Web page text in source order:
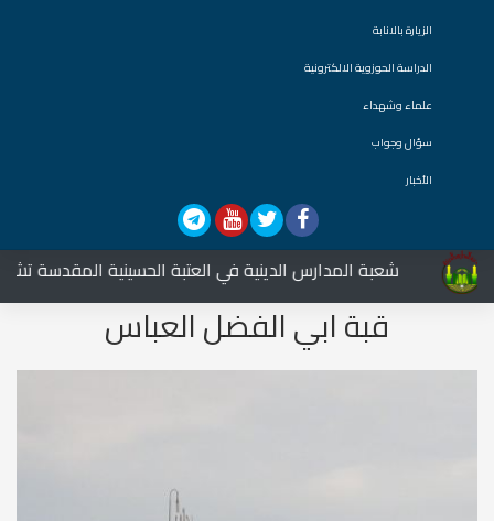
الزيارة بالانابة
الدراسة الحوزوية الالكترونية
علماء وشهداء
سؤال وجواب
الأخبار
شعبة المدارس الدينية في العتبة الحسينية المقدسة
قبة ابي الفضل العباس